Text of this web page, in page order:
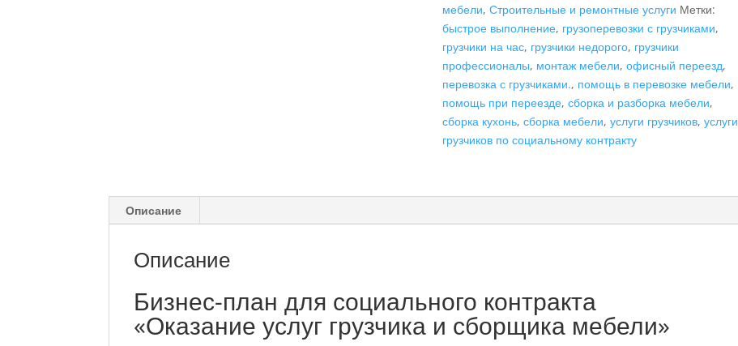
грузчика
и
сборщика
мебели,
приобретение
автомобиля",
самозанятость
мебели,Строительные и ремонтные услуги Метки:
быстрое выполнение, грузоперевозки с грузчиками,
грузчики на час, грузчики недорого, грузчики
профессионалы, монтаж мебели,офисный переезд,
перевозка с грузчиками., помощь в перевозке мебели,
помощь при переезде,сборка и разборка мебели,
сборка кухонь,сборка мебели,услуги грузчиков,услуги
грузчиков по социальному контракту
Описание
Описание
Бизнес-план для социального контракта
«Оказание услуг грузчика и сборщика мебели»